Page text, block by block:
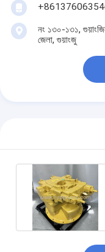
নং ১৩০-১৩১,
জেলা, গুয়াংজু